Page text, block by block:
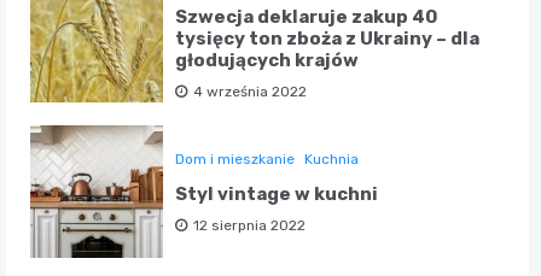
Szwecja deklaruje zakup 40
tysięcy ton zboża z Ukrainy – dla
głodujących krajów
4 września 2022
Dom i mieszkanie Kuchnia
Styl vintage w kuchni
12 sierpnia 2022